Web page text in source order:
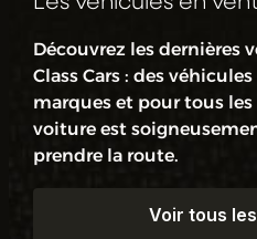
Découvrez les dernières
Class Cars : des
marques et pour tous
voiture est
prendre la route.
Voir tous